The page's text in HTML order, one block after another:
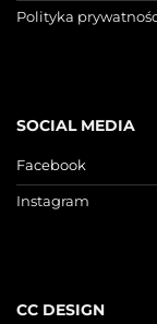
Polityka
SOCIAL MEDIA
Facebook
Instagram
CC DESIGN